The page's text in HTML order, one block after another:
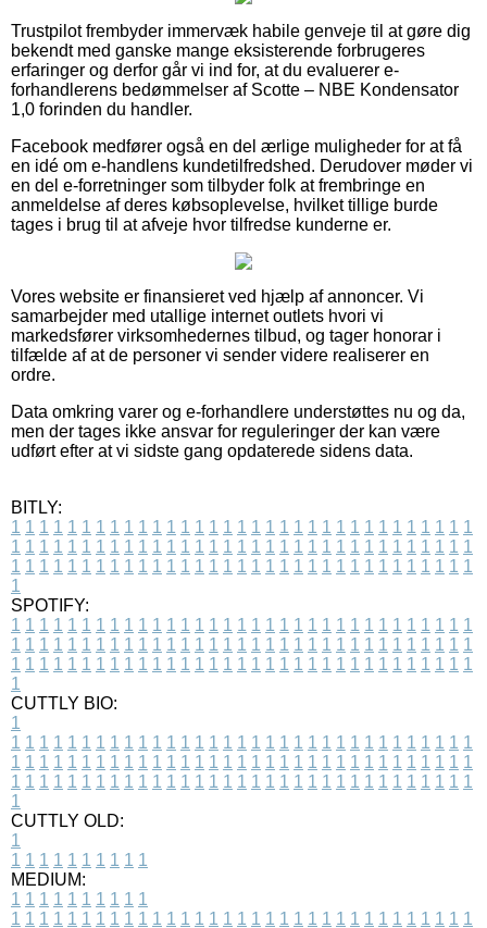
Trustpilot frembyder immervæk habile genveje til at gøre dig
bekendt med ganske mange eksisterende forbrugeres
erfaringer og derfor går vi ind for, at du evaluerer e-
forhandlerens bedømmelser af Scotte – NBE Kondensator
1,0 forinden du handler.
Facebook medfører også en del ærlige muligheder for at få
en idé om e-handlens kundetilfredshed. Derudover møder vi
en del e-forretninger som tilbyder folk at frembringe en
anmeldelse af deres købsoplevelse, hvilket tillige burde
tages i brug til at afveje hvor tilfredse kunderne er.
Vores website er finansieret ved hjælp af annoncer. Vi
samarbejder med utallige internet outlets hvori vi
markedsfører virksomhedernes tilbud, og tager honorar i
tilfælde af at de personer vi sender videre realiserer en
ordre.
Data omkring varer og e-forhandlere understøttes nu og da,
men der tages ikke ansvar for reguleringer der kan være
udført efter at vi sidste gang opdaterede sidens data.
BITLY:
1 1 1 1 1 1 1 1 1 1 1 1 1 1 1 1 1 1 1 1 1 1 1 1 1 1 1 1 1 1 1 1 1
1 1 1 1 1 1 1 1 1 1 1 1 1 1 1 1 1 1 1 1 1 1 1 1 1 1 1 1 1 1 1 1 1
1 1 1 1 1 1 1 1 1 1 1 1 1 1 1 1 1 1 1 1 1 1 1 1 1 1 1 1 1 1 1 1 1
1
SPOTIFY:
1 1 1 1 1 1 1 1 1 1 1 1 1 1 1 1 1 1 1 1 1 1 1 1 1 1 1 1 1 1 1 1 1
1 1 1 1 1 1 1 1 1 1 1 1 1 1 1 1 1 1 1 1 1 1 1 1 1 1 1 1 1 1 1 1 1
1 1 1 1 1 1 1 1 1 1 1 1 1 1 1 1 1 1 1 1 1 1 1 1 1 1 1 1 1 1 1 1 1
1
CUTTLY BIO:
1
1 1 1 1 1 1 1 1 1 1 1 1 1 1 1 1 1 1 1 1 1 1 1 1 1 1 1 1 1 1 1 1 1
1 1 1 1 1 1 1 1 1 1 1 1 1 1 1 1 1 1 1 1 1 1 1 1 1 1 1 1 1 1 1 1 1
1 1 1 1 1 1 1 1 1 1 1 1 1 1 1 1 1 1 1 1 1 1 1 1 1 1 1 1 1 1 1 1 1
1
CUTTLY OLD:
1
1 1 1 1 1 1 1 1 1 1
MEDIUM:
1 1 1 1 1 1 1 1 1 1
1 1 1 1 1 1 1 1 1 1 1 1 1 1 1 1 1 1 1 1 1 1 1 1 1 1 1 1 1 1 1 1 1